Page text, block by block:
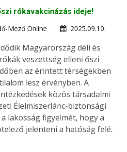
rókavakcinázás ideje!
Mező Online
2025.09.10.
Magyarország déli és
veszettség elleni őszi
az érintett térségekben
lesz érvényben. A
közös társadalmi
Élelmiszerlánc-biztonsági
lakosság figyelmét, hogy a
jelenteni a hatóság felé.